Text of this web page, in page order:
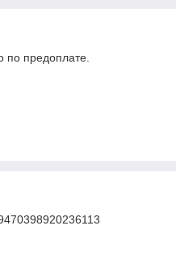
по предоплате.